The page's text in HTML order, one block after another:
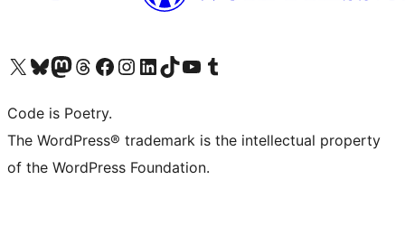
Visita il nostro account X (ex Twitter)
Visita il nostro account Bluesky
Visita il nostro account Mastodon
Visita il nostro account Threads
Visita la nostra pagina Facebook
Visita il nostro account Instagram
Visita il nostro account LinkedIn
Visita il nostro account TikTok
Visita il nostro canale YouTube
Visita il nostro account Tumblr
Code is Poetry.
The WordPress® trademark is the intellectual property
of the WordPress Foundation.